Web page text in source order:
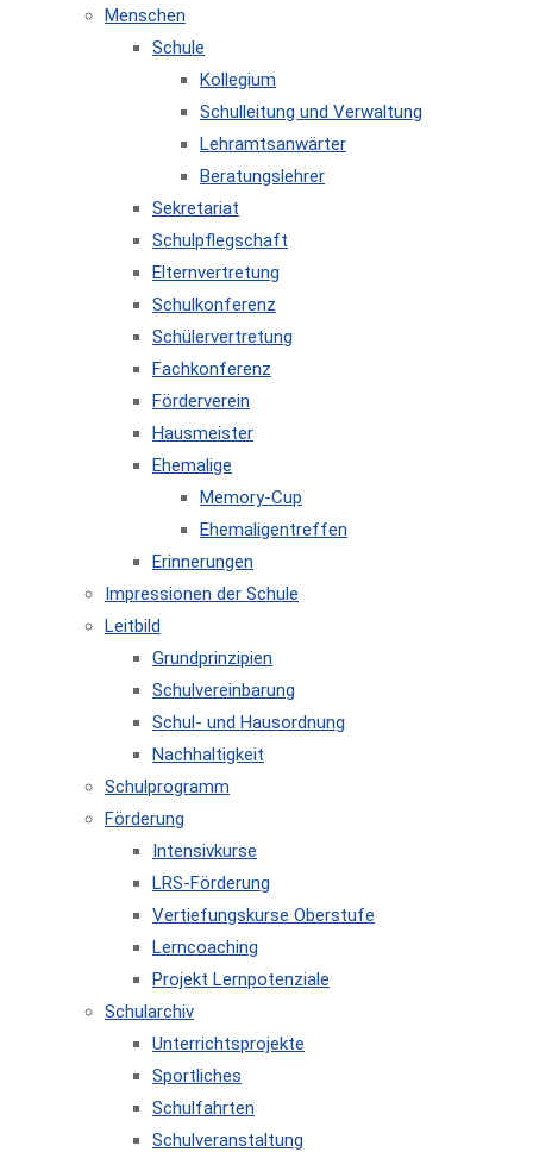
Menschen
Schule
Kollegium
Schulleitung und Verwaltung
Lehramtsanwärter
Beratungslehrer
Sekretariat
Schulpflegschaft
Elternvertretung
Schulkonferenz
Schülervertretung
Fachkonferenz
Förderverein
Hausmeister
Ehemalige
Memory-Cup
Ehemaligentreffen
Erinnerungen
Impressionen der Schule
Leitbild
Grundprinzipien
Schulvereinbarung
Schul- und Hausordnung
Nachhaltigkeit
Schulprogramm
Förderung
Intensivkurse
LRS-Förderung
Vertiefungskurse Oberstufe
Lerncoaching
Projekt Lernpotenziale
Schularchiv
Unterrichtsprojekte
Sportliches
Schulfahrten
Schulveranstaltung